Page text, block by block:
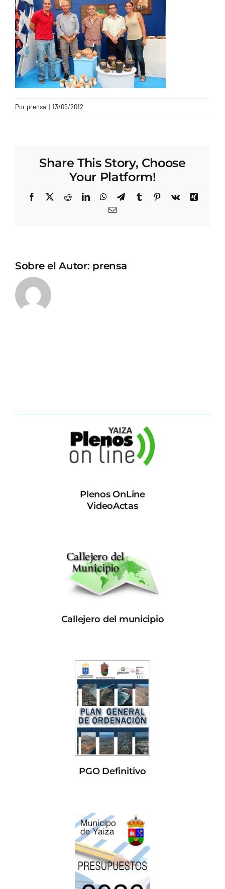
CONTACTO
Por prensa | 13/09/2012
Share This Story, Choose
Your Platform!
Facebook
X RedditLinkedInWhatsApp
TelegramTumblrPinterest
Vk
Xing
Correo
Sobre el Autor: prensa
Plenos OnLine
VideoActas
Callejero del municipio
PGO Definitivo